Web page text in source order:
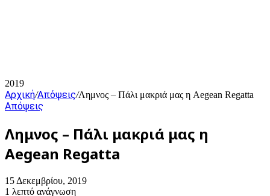
2019
Αρχική/Απόψεις/Λημνος – Πάλι μακριά μας η Aegean Regatta
Απόψεις
Λημνος – Πάλι μακριά μας η
Aegean Regatta
15 Δεκεμβρίου, 2019
1 λεπτό ανάγνωση